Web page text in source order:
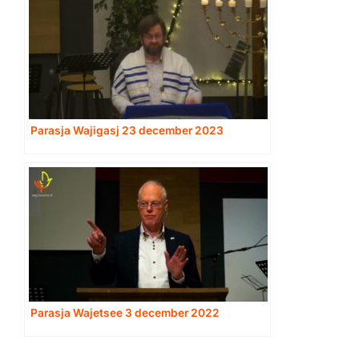
Parasja Wajigasj 23 december 2023
Parasja Wajetsee 3 december 2022